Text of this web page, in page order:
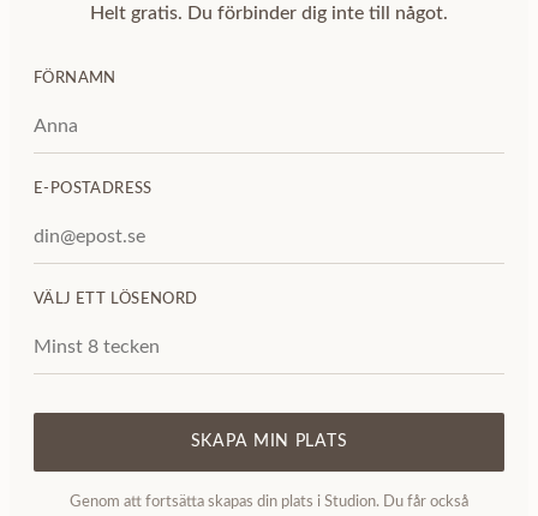
Helt gratis. Du förbinder dig inte till något.
FÖRNAMN
E-POSTADRESS
VÄLJ ETT LÖSENORD
SKAPA MIN PLATS
Genom att fortsätta skapas din plats i Studion. Du får också